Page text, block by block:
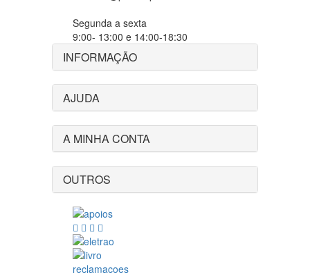
Segunda a sexta
9:00- 13:00 e 14:00-18:30
INFORMAÇÃO
AJUDA
A MINHA CONTA
OUTROS